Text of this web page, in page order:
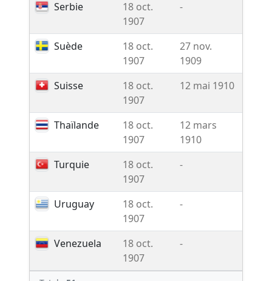
Serbie
18 oct.
1907
-
Suède
18 oct.
1907
27 nov.
1909
Suisse
18 oct.
1907
12 mai 1910
Thaïlande
18 oct.
1907
12 mars
1910
Turquie
18 oct.
1907
-
Uruguay
18 oct.
1907
-
Venezuela
18 oct.
1907
-